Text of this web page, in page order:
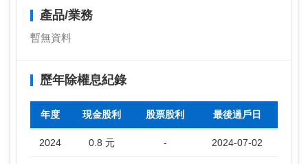
產品/業務
暫無資料
歷年除權息紀錄
年度 現金股利 股票股利 最後過戶日
2024 0.8 元 - 2024-07-02